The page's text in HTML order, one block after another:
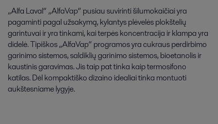
„Alfa Laval“ „AlfaVap“ pusiau suvirinti šilumokaičiai yra
pagaminti pagal užsakymą, kylantys plėvelės plokštelių
garintuvai ir yra tinkami, kai terpės koncentracija ir klampa yra
didelė. Tipiškos „AlfaVap“ programos yra cukraus perdirbimo
garinimo sistemos, saldiklių garinimo sistemos, bioetanolis ir
kaustinis garavimas. Jis taip pat tinka kaip termosifono
katilas. Dėl kompaktiško dizaino idealiai tinka montuoti
aukštesniame lygyje.